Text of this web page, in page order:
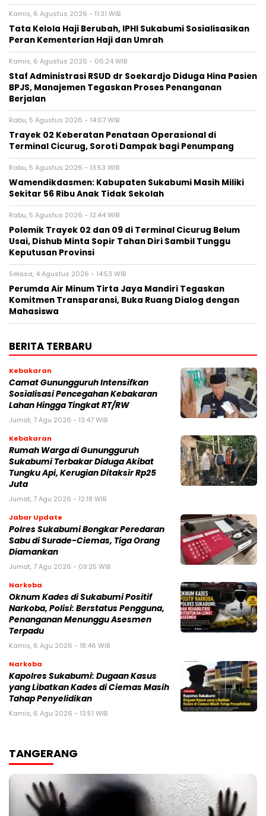
Kamis, 6 Agustus 2026 - 11:31 WIB
Tata Kelola Haji Berubah, IPHI Sukabumi Sosialisasikan
Peran Kementerian Haji dan Umrah
Kamis, 6 Agustus 2026 - 06:24 WIB
Staf Administrasi RSUD dr Soekardjo Diduga Hina Pasien
BPJS, Manajemen Tegaskan Proses Penanganan
Berjalan
Rabu, 5 Agustus 2026 - 14:07 WIB
‎Trayek 02 Keberatan Penataan Operasional di
Terminal Cicurug, Soroti Dampak bagi Penumpang
Rabu, 5 Agustus 2026 - 13:53 WIB
Wamendikdasmen: Kabupaten Sukabumi Masih Miliki
Sekitar 56 Ribu Anak Tidak Sekolah
Rabu, 5 Agustus 2026 - 12:44 WIB
Polemik Trayek 02 dan 09 di Terminal Cicurug Belum
Usai, Dishub Minta Sopir Tahan Diri Sambil Tunggu
Keputusan Provinsi
Selasa, 4 Agustus 2026 - 14:53 WIB
Perumda Air Minum Tirta Jaya Mandiri Tegaskan
Komitmen Transparansi, Buka Ruang Dialog dengan
Mahasiswa
BERITA TERBARU
Kebakaran
‎‎Camat Gunungguruh Intensifkan
Sosialisasi Pencegahan Kebakaran
Lahan Hingga Tingkat RT/RW‎
Jumat, 7 Agu 2026 - 13:47 WIB
Kebakaran
‎Rumah Warga di Gunungguruh
Sukabumi Terbakar Diduga Akibat
Tungku Api, Kerugian Ditaksir Rp25
Juta
Jumat, 7 Agu 2026 - 12:18 WIB
Jabar Update
Polres Sukabumi Bongkar Peredaran
Sabu di Surade-Ciemas, Tiga Orang
Diamankan
Jumat, 7 Agu 2026 - 09:25 WIB
Narkoba
Oknum Kades di Sukabumi Positif
Narkoba, Polisi: Berstatus Pengguna,
Penanganan Menunggu Asesmen
Terpadu
Kamis, 6 Agu 2026 - 18:46 WIB
Narkoba
Kapolres Sukabumi: Dugaan Kasus
yang Libatkan Kades di Ciemas Masih
Tahap Penyelidikan
Kamis, 6 Agu 2026 - 13:51 WIB
TANGERANG